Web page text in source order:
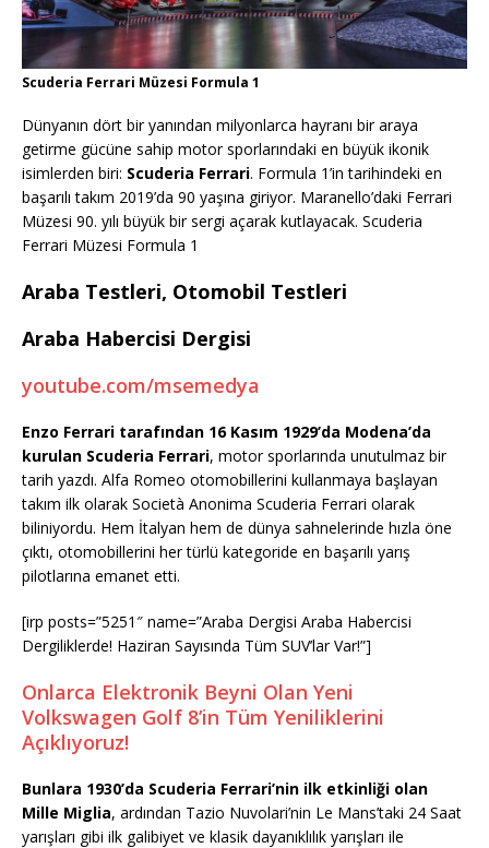
Scuderia Ferrari Müzesi Formula 1
Dünyanın dört bir yanından milyonlarca hayranı bir araya
getirme gücüne sahip motor sporlarındaki en büyük ikonik
isimlerden biri: Scuderia Ferrari. Formula 1’in tarihindeki en
başarılı takım 2019’da 90 yaşına giriyor. Maranello’daki Ferrari
Müzesi 90. yılı büyük bir sergi açarak kutlayacak. Scuderia
Ferrari Müzesi Formula 1
Araba Testleri, Otomobil Testleri
Araba Habercisi Dergisi
youtube.com/msemedya
Enzo Ferrari tarafından 16 Kasım 1929’da Modena’da
kurulan Scuderia Ferrari, motor sporlarında unutulmaz bir
tarih yazdı. Alfa Romeo otomobillerini kullanmaya başlayan
takım ilk olarak Società Anonima Scuderia Ferrari olarak
biliniyordu. Hem İtalyan hem de dünya sahnelerinde hızla öne
çıktı, otomobillerini her türlü kategoride en başarılı yarış
pilotlarına emanet etti.
[irp posts=”5251″ name=”Araba Dergisi Araba Habercisi
Dergiliklerde! Haziran Sayısında Tüm SUV’lar Var!”]
Onlarca Elektronik Beyni Olan Yeni
Volkswagen Golf 8’in Tüm Yeniliklerini
Açıklıyoruz!
Bunlara 1930’da Scuderia Ferrari’nin ilk etkinliği olan
Mille Miglia, ardından Tazio Nuvolari’nin Le Mans’taki 24 Saat
yarışları gibi ilk galibiyet ve klasik dayanıklılık yarışları ile